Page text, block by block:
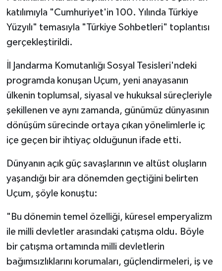
katılımıyla "Cumhuriyet'in 100. Yılında Türkiye
Yüzyılı" temasıyla "Türkiye Sohbetleri" toplantısı
gerçekleştirildi.
İl Jandarma Komutanlığı Sosyal Tesisleri'ndeki
programda konuşan Uçum, yeni anayasanın
ülkenin toplumsal, siyasal ve hukuksal süreçleriyle
şekillenen ve aynı zamanda, günümüz dünyasının
dönüşüm sürecinde ortaya çıkan yönelimlerle iç
içe geçen bir ihtiyaç olduğunun ifade etti.
Dünyanın açık güç savaşlarının ve altüst oluşların
yaşandığı bir ara dönemden geçtiğini belirten
Uçum, şöyle konuştu:
"Bu dönemin temel özelliği, küresel emperyalizm
ile milli devletler arasındaki çatışma oldu. Böyle
bir çatışma ortamında milli devletlerin
bağımsızlıklarını korumaları, güçlendirmeleri, iş ve